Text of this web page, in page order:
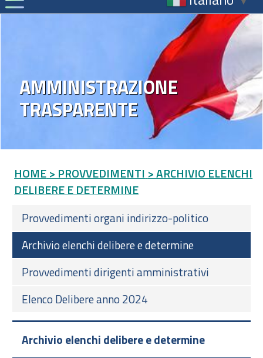
AMMINISTRAZIONE
TRASPARENTE
HOME > PROVVEDIMENTI > ARCHIVIO ELENCHI
DELIBERE E DETERMINE
Provvedimenti organi indirizzo-politico
Archivio elenchi delibere e determine
Provvedimenti dirigenti amministrativi
Elenco Delibere anno 2024
Archivio elenchi delibere e determine